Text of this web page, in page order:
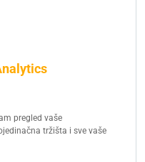
pregled vaše
tržišta i sve vaše